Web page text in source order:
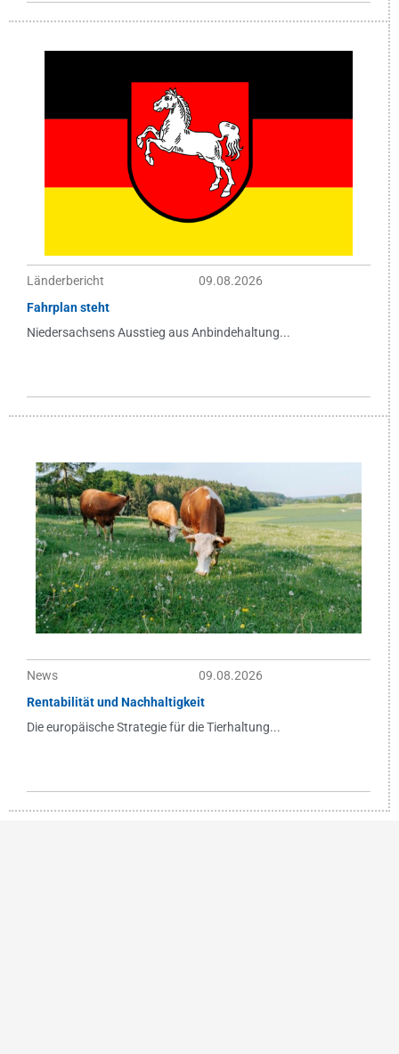
Länderbericht
09.08.2026
Fahrplan steht
Niedersachsens Ausstieg aus Anbindehaltung...
News
09.08.2026
Rentabilität und Nachhaltigkeit
Die europäische Strategie für die Tierhaltung...